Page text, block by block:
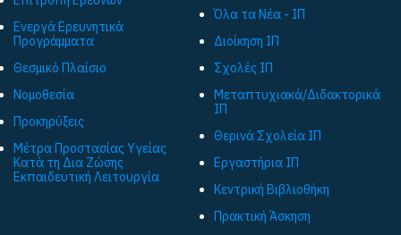
Ενεργά Ερευνητικά
Προγράμματα
Θεσμικό Πλαίσιο
Νομοθεσία
Προκηρύξεις
Μέτρα Προστασίας Υγείας
Κατά τη Δια Ζώσης
Εκπαιδευτική Λειτουργία
Όλα τα Νέα - ΙΠ
Διοίκηση ΙΠ
Σχολές ΙΠ
Μεταπτυχιακά/Διδακτορικά
ΙΠ
Θερινά Σχολεία ΙΠ
Εργαστήρια ΙΠ
Κεντρική Βιβλιοθήκη
Πρακτική Άσκηση